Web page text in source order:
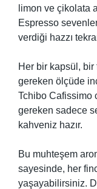
limon ve çikolata
Espresso
verdiği hazzı
Her bir kapsül,
gereken ölçüde
Tchibo Cafissimo
gereken sadece
kahveniz hazır.
Bu muhteşem
sayesinde, her
yaşayabilirsiniz.